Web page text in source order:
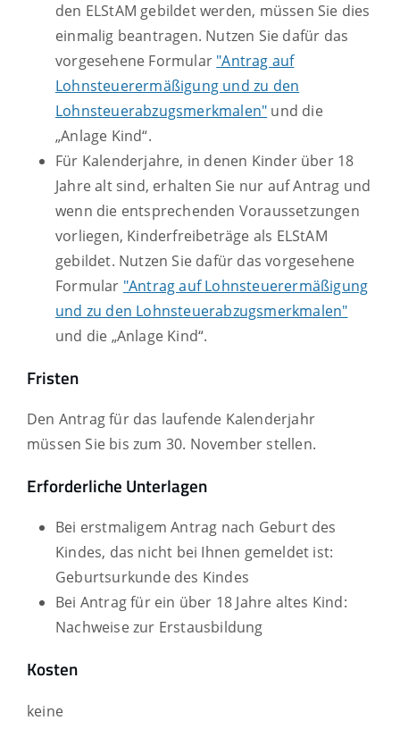
den ELStAM gebildet werden, müssen Sie dies
einmalig beantragen. Nutzen Sie dafür das
vorgesehene Formular "Antrag auf
Lohnsteuerermäßigung und zu den
Lohnsteuerabzugsmerkmalen" und die
„Anlage Kind“.
Für Kalenderjahre, in denen Kinder über 18
Jahre alt sind, erhalten Sie nur auf Antrag und
wenn die entsprechenden Voraussetzungen
vorliegen, Kinderfreibeträge als ELStAM
gebildet. Nutzen Sie dafür das vorgesehene
Formular "Antrag auf Lohnsteuerermäßigung
und zu den Lohnsteuerabzugsmerkmalen"
und die „Anlage Kind“.
Fristen
Den Antrag für das laufende Kalenderjahr
müssen Sie bis zum 30. November stellen.
Erforderliche Unterlagen
Bei erstmaligem Antrag nach Geburt des
Kindes, das nicht bei Ihnen gemeldet ist:
Geburtsurkunde des Kindes
Bei Antrag für ein über 18 Jahre altes Kind:
Nachweise zur Erstausbildung
Kosten
keine